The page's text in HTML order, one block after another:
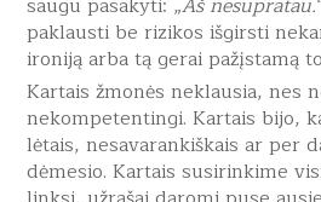
paklausti be rizikos išgirsti
ironiją arba tą gerai pažįstamą
Kartais žmonės neklausia, nes
nekompetentingi. Kartais bijo,
lėtais, nesavarankiškais ar per
dėmesio. Kartais susirinkime